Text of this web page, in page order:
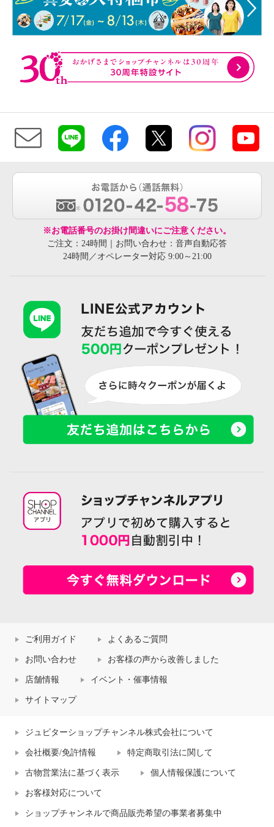
※お電話番号のお掛け間違いにご注意ください。
ご注文：24時間｜お問い合わせ：音声自動応答
24時間／オペレーター対応 9:00～21:00
ご利用ガイド よくあるご質問
お問い合わせ お客様の声から改善しました
店舗情報 イベント・催事情報
サイトマップ
ジュピターショップチャンネル株式会社について
会社概要/免許情報 特定商取引法に関して
古物営業法に基づく表示 個人情報保護について
お客様対応について
ショップチャンネルで商品販売希望の事業者募集中